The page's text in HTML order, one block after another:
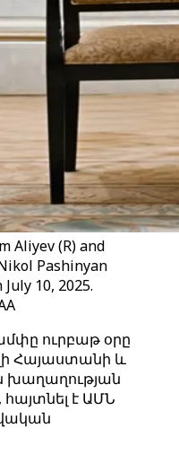
Aliyev (R) and
Pashinyan
10, 2025.
ուրբաթ օրը
Հայաստանի և
խաղաղության
է ԱՄՆ